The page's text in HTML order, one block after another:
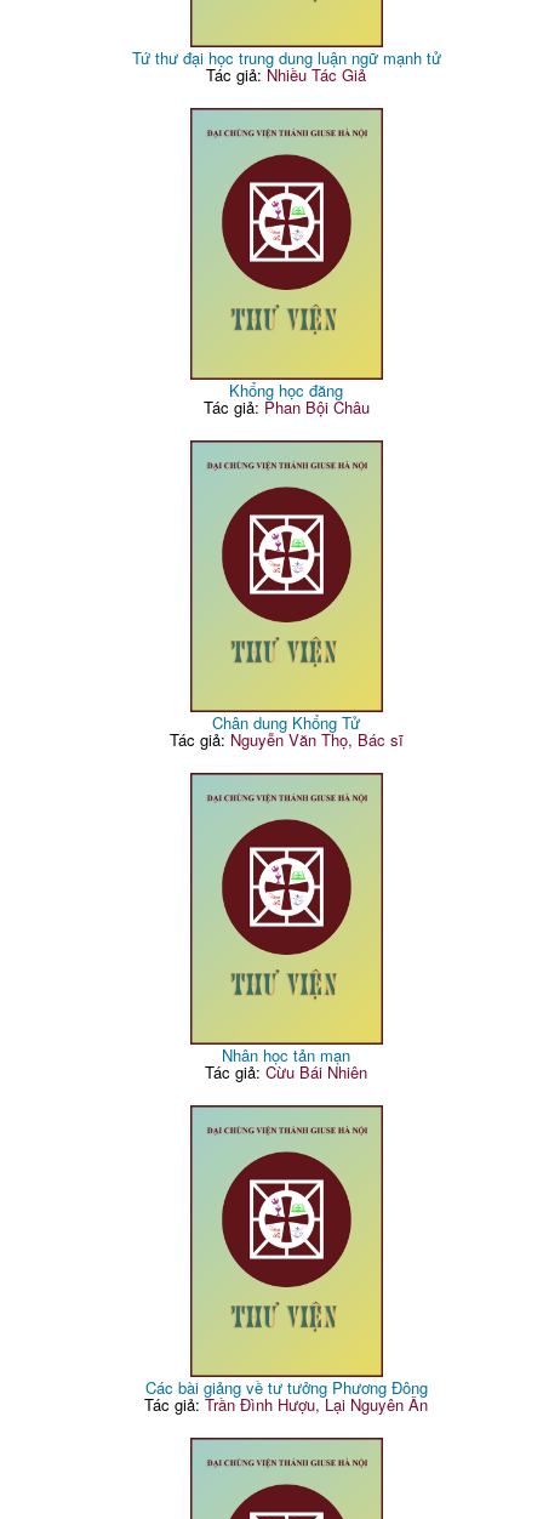
Tứ thư đại học trung dung luận ngữ mạnh tử
Tác giả:Nhiều Tác Giả
Khổng học đăng
Tác giả: Phan Bội Châu
Chân dung Khổng Tử
Tác giả: Nguyễn Văn Thọ, Bác sĩ
Nhân học tản mạn
Tác giả:Cừu Bái Nhiên
Các bài giảng về tư tưởng Phương Đông
Tác giả:Trần Đình Hượu, Lại Nguyên Ân